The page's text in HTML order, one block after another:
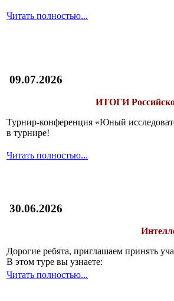
Читать полностью...
09.07.2026
ИТОГИ
Турнир-конференция «Юный
в турнире!
Читать полностью...
30.06.2026
Дорогие ребята, приглашаем принять
В этом туре вы узнаете:
Читать полностью...